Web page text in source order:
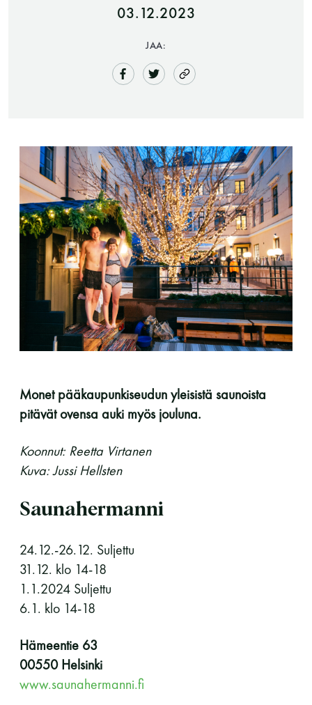
Saunatalo on avoinna
myös helatorstaina
-Naisten päivät ovat maanantai ja
torstai
-Miesten päivät tiistai, keskiviikko,
perjantai ja lauantai
jaettu lauantai
Vieras jäsenen seurassa
Jäsenen lapsi 7-18 v.
11 saunomiskerran kortti
3kk kortti - M / N
03.12.2023
JAA:
Monet pääkaupunkiseudun yleisistä saunoista
pitävät ovensa auki myös jouluna.
Koonnut: Reetta Virtanen
Kuva: Jussi Hellsten
Saunahermanni
24.12.-26.12. Suljettu
31.12. klo 14-18
1.1.2024 Suljettu
6.1. klo 14-18
Hämeentie 63
00550 Helsinki
www.saunahermanni.fi